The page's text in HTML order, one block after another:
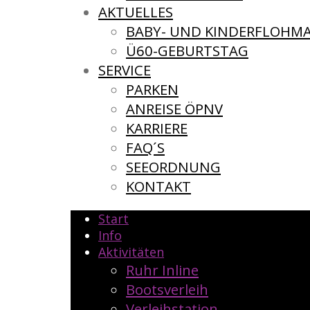
AKTUELLES
BABY- UND
Ü60-GEBURTSTAG
SERVICE
PARKEN
ANREISE ÖPNV
KARRIERE
FAQ´S
SEEORDNUNG
KONTAKT
Start
Info
Aktivitäten
Ruhr Inline
Bootsverleih